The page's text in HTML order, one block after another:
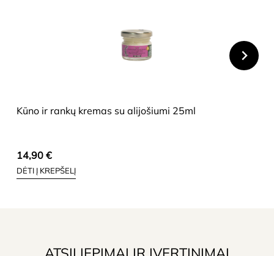
Kūno ir rankų kremas su alijošiumi 25ml
14,90 €
DĖTI Į KREPŠELĮ